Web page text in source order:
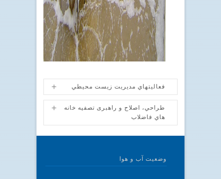
فعاليتهاي مديريت زيست محيطي
طراحي، اصلاح و راهبری تصفیه خانه
هاي فاضلاب
وضعیت آب و هوا